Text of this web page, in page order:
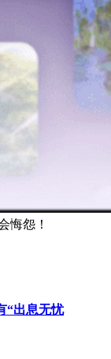
悔怨！
“出息无忧